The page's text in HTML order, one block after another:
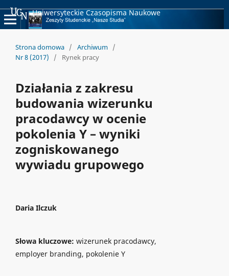
Uniwersyteckie Czasopisma Naukowe
Strona domowa / Archiwum /
Nr 8 (2017)
/ Rynek pracy
Działania z zakresu
budowania wizerunku
pracodawcy w ocenie
pokolenia Y – wyniki
zogniskowanego
wywiadu grupowego
Daria Ilczuk
Słowa kluczowe: wizerunek pracodawcy,
employer branding, pokolenie Y